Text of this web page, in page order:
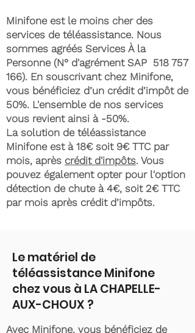
Minifone est le moins cher des
services de téléassistance. Nous
sommes agréés Services À la
Personne (N° d'agrément SAP 518 757
166). En souscrivant chez Minifone,
vous bénéficiez d’un crédit d’impôt de
50%. L'ensemble de nos services
vous revient ainsi à -50%.
La solution de téléassistance
Minifone est à 18€ soit 9€ TTC par
mois, après crédit d'impôts. Vous
pouvez également opter pour l'option
détection de chute à 4€, soit 2€ TTC
par mois après crédit d’impôts.
Le matériel de
téléassistance Minifone
chez vous à LA CHAPELLE-
AUX-CHOUX ?
Avec Minifone, vous bénéficiez de